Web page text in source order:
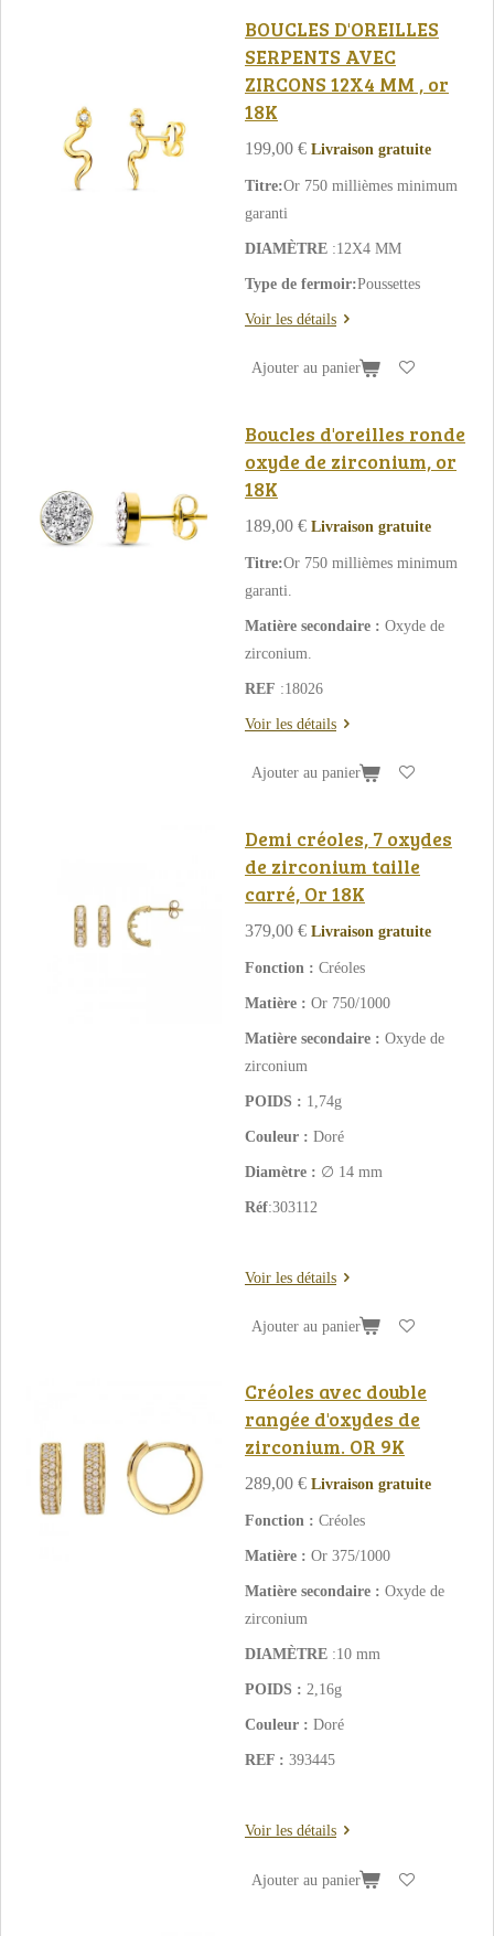
BOUCLES D'OREILLES
SERPENTS AVEC
ZIRCONS 12X4 MM , or
18K
199,00 € Livraison gratuite
Titre:Or 750 millièmes minimum
garanti
DIAMÈTRE :12X4 MM
Type de fermoir:Poussettes
Voir les détails
Ajouter au panier
Boucles d'oreilles ronde
oxyde de zirconium, or
18K
189,00 € Livraison gratuite
Titre:Or 750 millièmes minimum
garanti.
Matière secondaire : Oxyde de
zirconium.
REF :18026
Voir les détails
Ajouter au panier
Demi créoles, 7 oxydes
de zirconium taille
carré, Or 18K
379,00 € Livraison gratuite
Fonction : Créoles
Matière : Or 750/1000
Matière secondaire : Oxyde de
zirconium
POIDS : 1,74g
Couleur : Doré
Diamètre : ∅ 14 mm
Réf:303112
Voir les détails
Ajouter au panier
Créoles avec double
rangée d'oxydes de
zirconium. OR 9K
289,00 € Livraison gratuite
Fonction : Créoles
Matière : Or 375/1000
Matière secondaire : Oxyde de
zirconium
DIAMÈTRE :10 mm
POIDS : 2,16g
Couleur : Doré
REF : 393445
Voir les détails
Ajouter au panier